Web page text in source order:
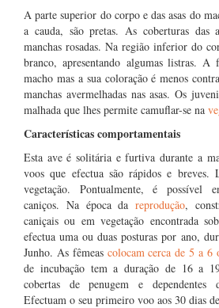
A parte superior do corpo e das asas do
a cauda, são pretas. As coberturas das
manchas rosadas. Na região inferior do
branco, apresentando algumas listras. A
macho mas a sua coloração é menos
manchas avermelhadas nas asas. Os
malhada que lhes permite camuflar-se na
Características comportamentais
Esta ave é solitária e furtiva durante a
voos que efectua são rápidos e breves.
vegetação. Pontualmente, é possível
caniços. Na época dareprodução,
caniçais ou em vegetação encontrada
efectua uma ou duas posturas por ano,
Junho. As fêmeas colocam cerca de 5 a 6
de incubação tem a duração de 16 a
cobertas de penugem e dependentes
Efectuam o seu primeiro voo aos 30 dias de